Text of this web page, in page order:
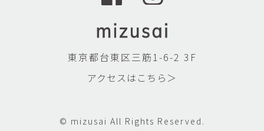
東京都台東区三筋1-6-2 3F
アクセスはこちら＞
© mizusai All Rights Reserved.